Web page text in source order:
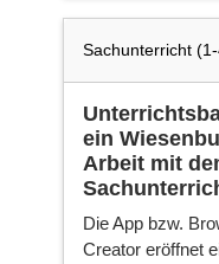
Sachunterricht
ein
Arbeit mit
Die App bzw.
Creator eröffnet